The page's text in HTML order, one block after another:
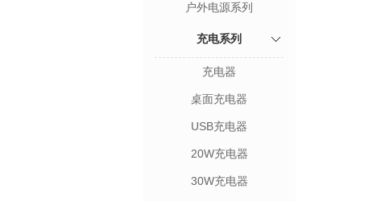
户外电源系列
充电系列
充电器
桌面充电器
USB充电器
20W充电器
30W充电器